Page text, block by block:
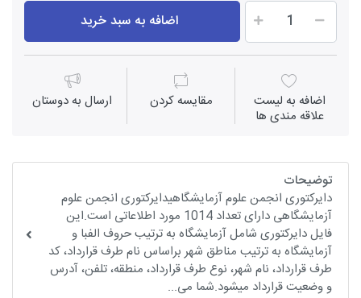
اضافه به سبد خرید
اضافه به لیست
علاقه مندی ها
مقايسه كردن ارسال به دوستان
توضیحات
دایرکتوری انجمن علوم آزمایشگاهیدایرکتوری انجمن علوم
آزمایشگاهی دارای تعداد 1014 مورد اطلاعاتی است.این
فایل دایرکتوری شامل آزمایشگاه به ترتیب حروف الفبا و
آزمایشگاه به ترتیب مناطق شهر براساس نام طرف قرارداد، کد
طرف قرارداد، نام شهر، نوع طرف قرارداد، منطقه، تلفن، آدرس
و وضعیت قرارداد میشود.شما می...